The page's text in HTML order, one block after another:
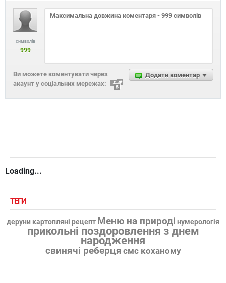
символів
999
Додати коментар
Ви можете коментувати через
акаунт у соціальних мережах:
Loading...
ТЕГИ
деруни картопляні рецепт Меню на природі нумерологія
прикольні поздоровлення з днем
народження
свинячі реберця смс коханому